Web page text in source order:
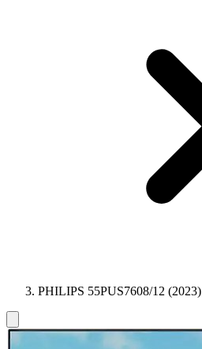
PHILIPS 55PUS7608/12 (2023)